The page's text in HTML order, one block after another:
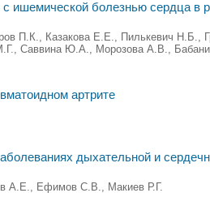
ишемической болезнью сердца в
П.К., Казакова Е.Е., Пилькевич Н.Б.,
Саввина Ю.А., Морозова А.В.,
артрите
дыхательной и
А.Е., Ефимов С.В., Макиев Р.Г.